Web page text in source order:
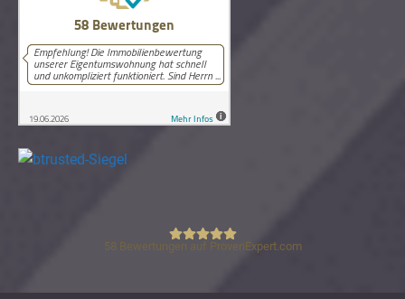
Lutz Schneider Immobilienbewertung
58 Bewertungen auf ProvenExpert.com